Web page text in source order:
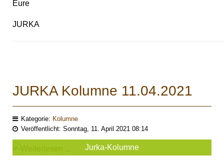
Eure
JURKA
JURKA Kolumne 11.04.2021
Kategorie: Kolumne
Veröffentlicht: Sonntag, 11. April 2021 08:14
Jurka-Kolumne